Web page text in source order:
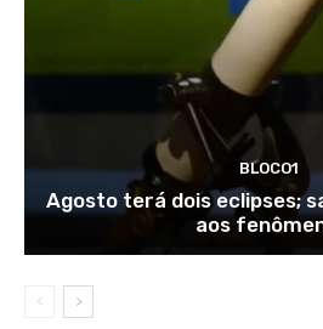
BLOCO1
Agosto terá dois eclipses;
aos